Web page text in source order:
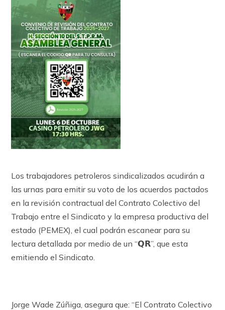
Los trabajadores petroleros sindicalizados acudirán a
las urnas para emitir su voto de los acuerdos pactados
en la revisión contractual del Contrato Colectivo del
Trabajo entre el Sindicato y la empresa productiva del
estado (PEMEX), el cual podrán escanear para su
lectura detallada por medio de un “𝗤𝗥”, que esta
emitiendo el Sindicato.
Jorge Wade Zúñiga, asegura que: “El Contrato Colectivo